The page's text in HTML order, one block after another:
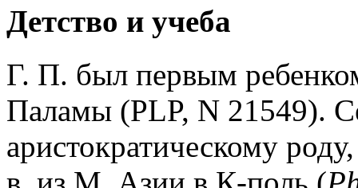
Детство и учеба
Г. П. был первым
Паламы (PLP, N 21549).
аристократическому